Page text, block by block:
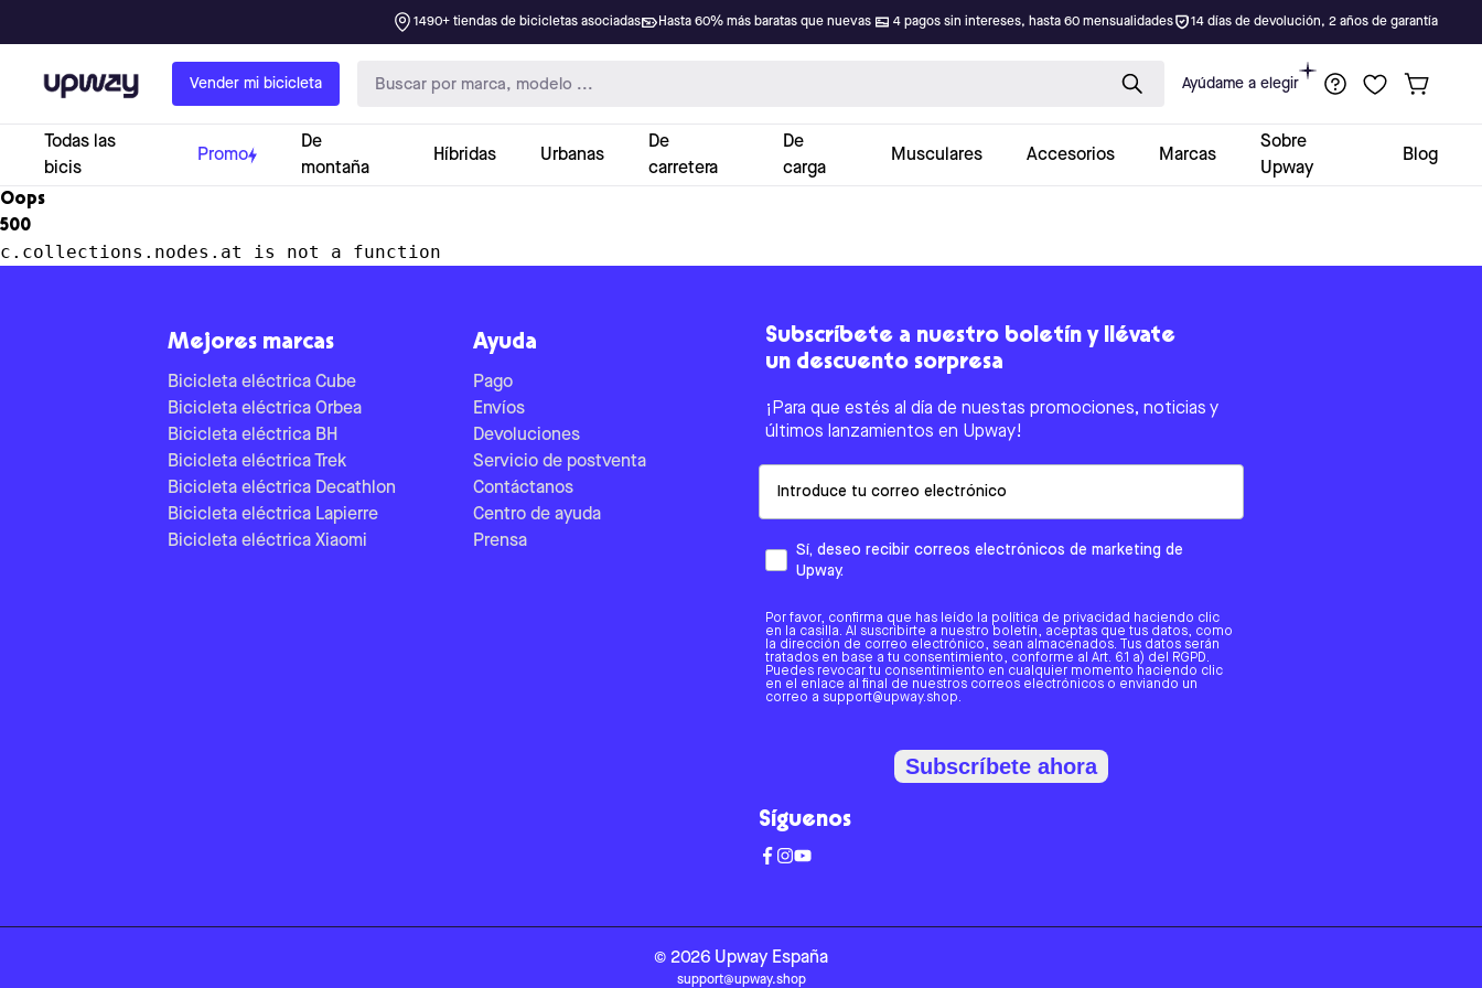
1490+ tiendas de bicicletas asociadas Hasta 60% más baratas que nuevas 4 pagos sin intereses, hasta 60 mensualidades 14 días de devolución, 2 años de garantía
Upway Vender mi bicicleta Ayúdame a elegir
Todas las
bicis
Promo
De
montaña
Híbridas Urbanas
De
carretera
De
carga
Musculares Accesorios Marcas
Sobre
Upway
Blog
Oops
500
c.collections.nodes.at is not a function
Mejores marcas
Bicicleta eléctrica Cube
Bicicleta eléctrica Orbea
Bicicleta eléctrica BH
Bicicleta eléctrica Trek
Bicicleta eléctrica Decathlon
Bicicleta eléctrica Lapierre
Bicicleta eléctrica Xiaomi
Ayuda
Pago
Envíos
Devoluciones
Servicio de postventa
Contáctanos
Centro de ayuda
Prensa
Subscríbete a nuestro boletín y llévate
un descuento sorpresa
¡Para que estés al día de nuestas promociones, noticias y
últimos lanzamientos en Upway!
Sí, deseo recibir correos electrónicos de marketing de
Upway.
Por favor, confirma que has leído la política de privacidad haciendo clic
en la casilla. Al suscribirte a nuestro boletín, aceptas que tus datos, como
la dirección de correo electrónico, sean almacenados. Tus datos serán
tratados en base a tu consentimiento, conforme al Art. 6.1 a) del RGPD.
Puedes revocar tu consentimiento en cualquier momento haciendo clic
en el enlace al final de nuestros correos electrónicos o enviando un
correo a support@upway.shop.
Subscríbete ahora
Síguenos
© 2026 Upway España
support@upway.shop